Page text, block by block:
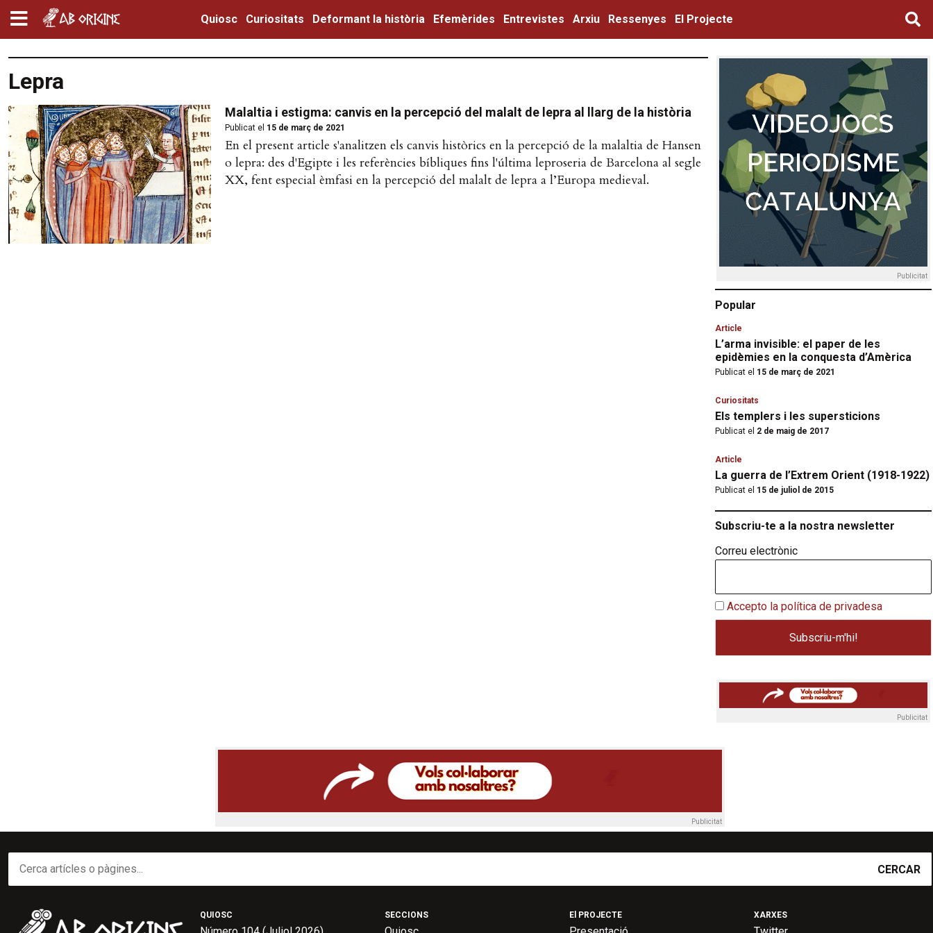
Quiosc Curiositats Deformant la història Efemèrides Entrevistes Arxiu Ressenyes El Projecte
Lepra
Malaltia i estigma: canvis en la percepció del malalt de lepra al llarg de la història
Publicat el 15 de març de 2021
En el present article s'analitzen els canvis històrics en la percepció de la malaltia de Hansen
o lepra: des d'Egipte i les referències bíbliques fins l'última leproseria de Barcelona al segle
XX, fent especial èmfasi en la percepció del malalt de lepra a l’Europa medieval.
Publicitat
Popular
Article
L’arma invisible: el paper de les
epidèmies en la conquesta d’Amèrica
Publicat el 15 de març de 2021
Curiositats
Els templers i les supersticions
Publicat el 2 de maig de 2017
Article
La guerra de l’Extrem Orient (1918-1922)
Publicat el 15 de juliol de 2015
Subscriu-te a la nostra newsletter
Correu electrònic
Accepto la política de privadesa
Publicitat
Publicitat
CERCAR
QUIOSC SECCIONS El PROJECTE XARXES